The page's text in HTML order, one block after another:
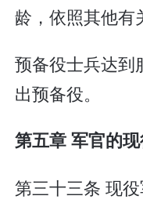
龄，依照其他有
预备役士兵达到
出预备役。
第五章 军官的
第三十三条 现役